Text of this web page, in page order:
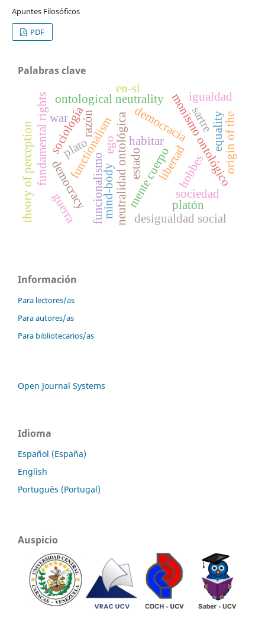
Apuntes Filosóficos
PDF
Palabras clave
funcionalismoneutralidad ontológicamente cuerpomonismo ontológico
functionalism
ontological neutrality
mind-body
democracia
desigualdad social
democracy
fundamental rights
platón
plato
theory of perception sociedad
sociología habitar
hobbes
igualdad
guerra
estado
equality
war origin of the
sartre
libertad
en-si
ego
razón
Información
Para lectores/as
Para autores/as
Para bibliotecarios/as
Open Journal Systems
Idioma
Español (España)
English
Português (Portugal)
Auspicio